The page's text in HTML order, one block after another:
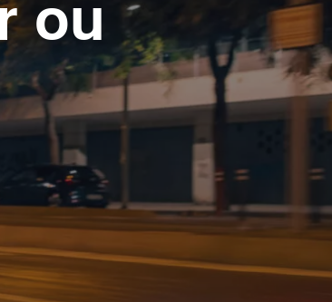
Scooters électriques
2 véhicules